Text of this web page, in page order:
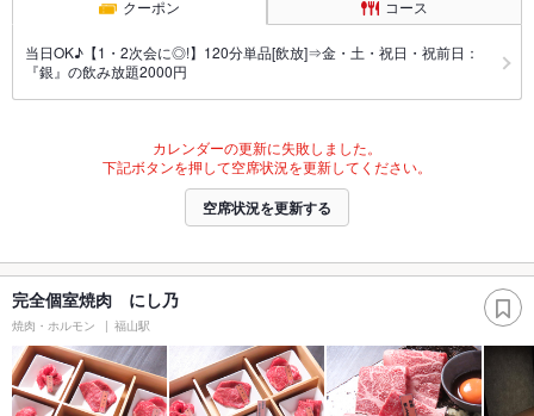
クーポン コース
当日OK♪【1・2次会に◎!】120分単品[飲放]⇒金・土・祝日・祝前日：
『銀』の飲み放題2000円
カレンダーの更新に失敗しました。
下記ボタンを押して空席状況を更新してください。
空席状況を更新する
完全個室焼肉 にし乃
焼肉・ホルモン 福山駅